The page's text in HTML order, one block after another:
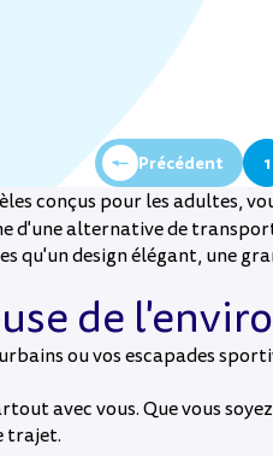
Précédent 1
conçus pour les adultes,
d'une alternative de
design élégant, une
de
ou vos escapades
avec vous. Que vous
trajet.